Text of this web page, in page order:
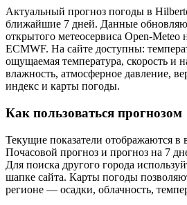
Актуальный прогноз погоды в
ближайшие 7 дней. Данные
открытого метеосервиса Open-Meteo
ECMWF. На сайте доступны:
ощущаемая температура, скорость и
влажность, атмосферное давление,
индекс и карты погоды.
Как пользоваться прогнозом
Текущие показатели отображаются в
Почасовой прогноз и прогноз на 7
Для поиска другого города
шапке сайта. Карты погоды
регионе — осадки, облачность,